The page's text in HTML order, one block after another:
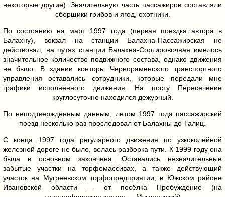
некоторые другие). Значительную часть пассажиров составляли
сборщики грибов и ягод, охотники.
По состоянию на март 1997 года (первая поездка автора в
Балахну), вокзал на станции Балахна-Пассажирская не
действовал, на путях станции Балахна-Сортировочная имелось
значительное количество подвижного состава, однако движения
не было. В здании конторы Чернораменского транспортного
управления оставались сотрудники, которые передали мне
графики исполненного движения. На посту Пересечение
круглосуточно находился дежурный.
По неподтверждённым данным, летом 1997 года пассажирский
поезд несколько раз проследовал от Балахны до Талиц.
С конца 1997 года регулярного движения по узкоколейной
железной дороге не было, велась разборка пути. К 1999 году она
была в основном закончена. Оставались незначительные
забытые участки на торфомассивах, а также действующий
участок на Мугреевском торфопредприятии, в Южском районе
Ивановской области — от посёлка Пробуждение (на